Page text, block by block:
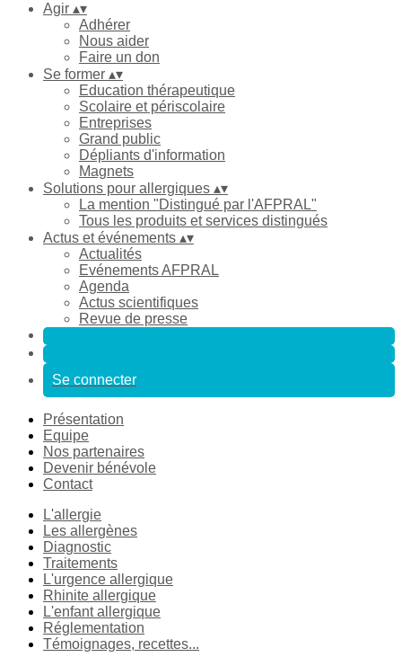
Agir ▴▾
Adhérer
Nous aider
Faire un don
Se former ▴▾
Education thérapeutique
Scolaire et périscolaire
Entreprises
Grand public
Dépliants d'information
Magnets
Solutions pour allergiques ▴▾
La mention "Distingué par l'AFPRAL"
Tous les produits et services distingués
Actus et événements ▴▾
Actualités
Evénements AFPRAL
Agenda
Actus scientifiques
Revue de presse
Se connecter
Présentation
Equipe
Nos partenaires
Devenir bénévole
Contact
L'allergie
Les allergènes
Diagnostic
Traitements
L'urgence allergique
Rhinite allergique
L'enfant allergique
Réglementation
Témoignages, recettes...